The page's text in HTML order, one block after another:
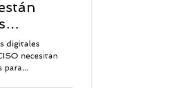
digitales
necesitan
para...